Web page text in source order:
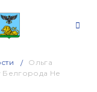
Ольга
Белгорода Не